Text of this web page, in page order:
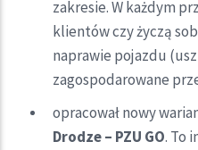
zakresie. W każdym
klientów czy życzą
naprawie pojazdu
zagospodarowane
opracował nowy
Drodze – PZU GO. To